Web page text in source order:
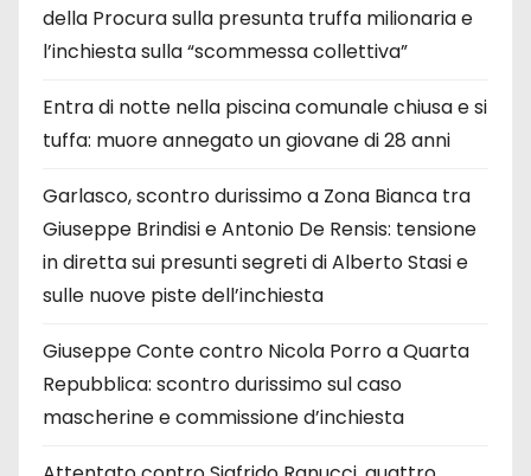
della Procura sulla presunta truffa milionaria e
l’inchiesta sulla “scommessa collettiva”
Entra di notte nella piscina comunale chiusa e si
tuffa: muore annegato un giovane di 28 anni
Garlasco, scontro durissimo a Zona Bianca tra
Giuseppe Brindisi e Antonio De Rensis: tensione
in diretta sui presunti segreti di Alberto Stasi e
sulle nuove piste dell’inchiesta
Giuseppe Conte contro Nicola Porro a Quarta
Repubblica: scontro durissimo sul caso
mascherine e commissione d’inchiesta